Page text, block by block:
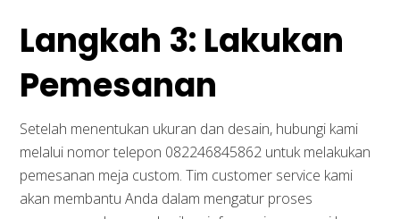
Langkah 3: Lakukan
Pemesanan
Setelah menentukan ukuran dan desain, hubungi kami
melalui nomor telepon 082246845862 untuk melakukan
pemesanan meja custom. Tim customer service kami
akan membantu Anda dalam mengatur proses